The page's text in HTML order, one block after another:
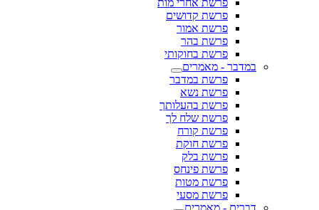
פרשת אחרי מות
פרשת קדושים
פרשת אמור
פרשת בהר
פרשת בחוקותי
במדבר - מאמרים
פרשת במדבר
פרשת נשא
פרשת בהעלותך
פרשת שלח לך
פרשת קורח
פרשת חוקת
פרשת בלק
פרשת פינחס
פרשת מטות
פרשת מסעי